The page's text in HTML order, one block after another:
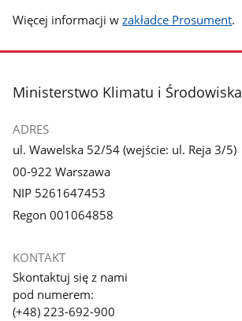
Więcej informacji wzakładce Prosument.
stopka
Ministerstwo Klimatu i Środowiska
ADRES
ul. Wawelska 52/54 (wejście: ul. Reja 3/5)
00-922 Warszawa
NIP 5261647453
Regon 001064858
KONTAKT
Skontaktuj się z nami
pod numerem:
(+48) 223-692-900